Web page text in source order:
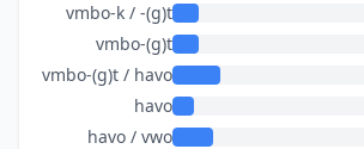
vmbo-k / -(g)t
vmbo-(g)t
vmbo-(g)t / havo
havo
havo / vwo